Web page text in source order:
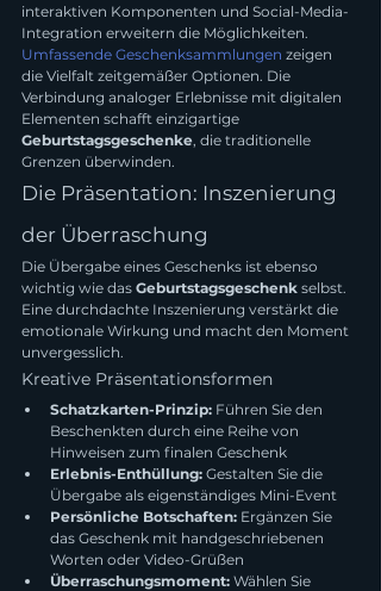
interaktiven Komponenten und Social-Media-
Integration erweitern die Möglichkeiten.
Umfassende Geschenksammlungen zeigen
die Vielfalt zeitgemäßer Optionen. Die
Verbindung analoger Erlebnisse mit digitalen
Elementen schafft einzigartige
Geburtstagsgeschenke, die traditionelle
Grenzen überwinden.
Die Präsentation: Inszenierung
der Überraschung
Die Übergabe eines Geschenks ist ebenso
wichtig wie das Geburtstagsgeschenk selbst.
Eine durchdachte Inszenierung verstärkt die
emotionale Wirkung und macht den Moment
unvergesslich.
Kreative Präsentationsformen
Schatzkarten-Prinzip: Führen Sie den
Beschenkten durch eine Reihe von
Hinweisen zum finalen Geschenk
Erlebnis-Enthüllung: Gestalten Sie die
Übergabe als eigenständiges Mini-Event
Persönliche Botschaften: Ergänzen Sie
das Geschenk mit handgeschriebenen
Worten oder Video-Grüßen
Überraschungsmoment: Wählen Sie